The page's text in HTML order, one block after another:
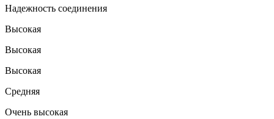
Надежность соединения
Высокая
Высокая
Высокая
Средняя
Очень высокая